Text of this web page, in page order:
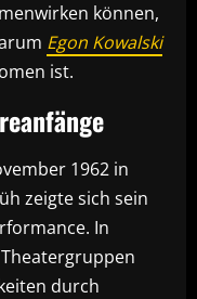
können,
Egon Kowalski
ist.
1962 in
zeigte sich sein
In
durch